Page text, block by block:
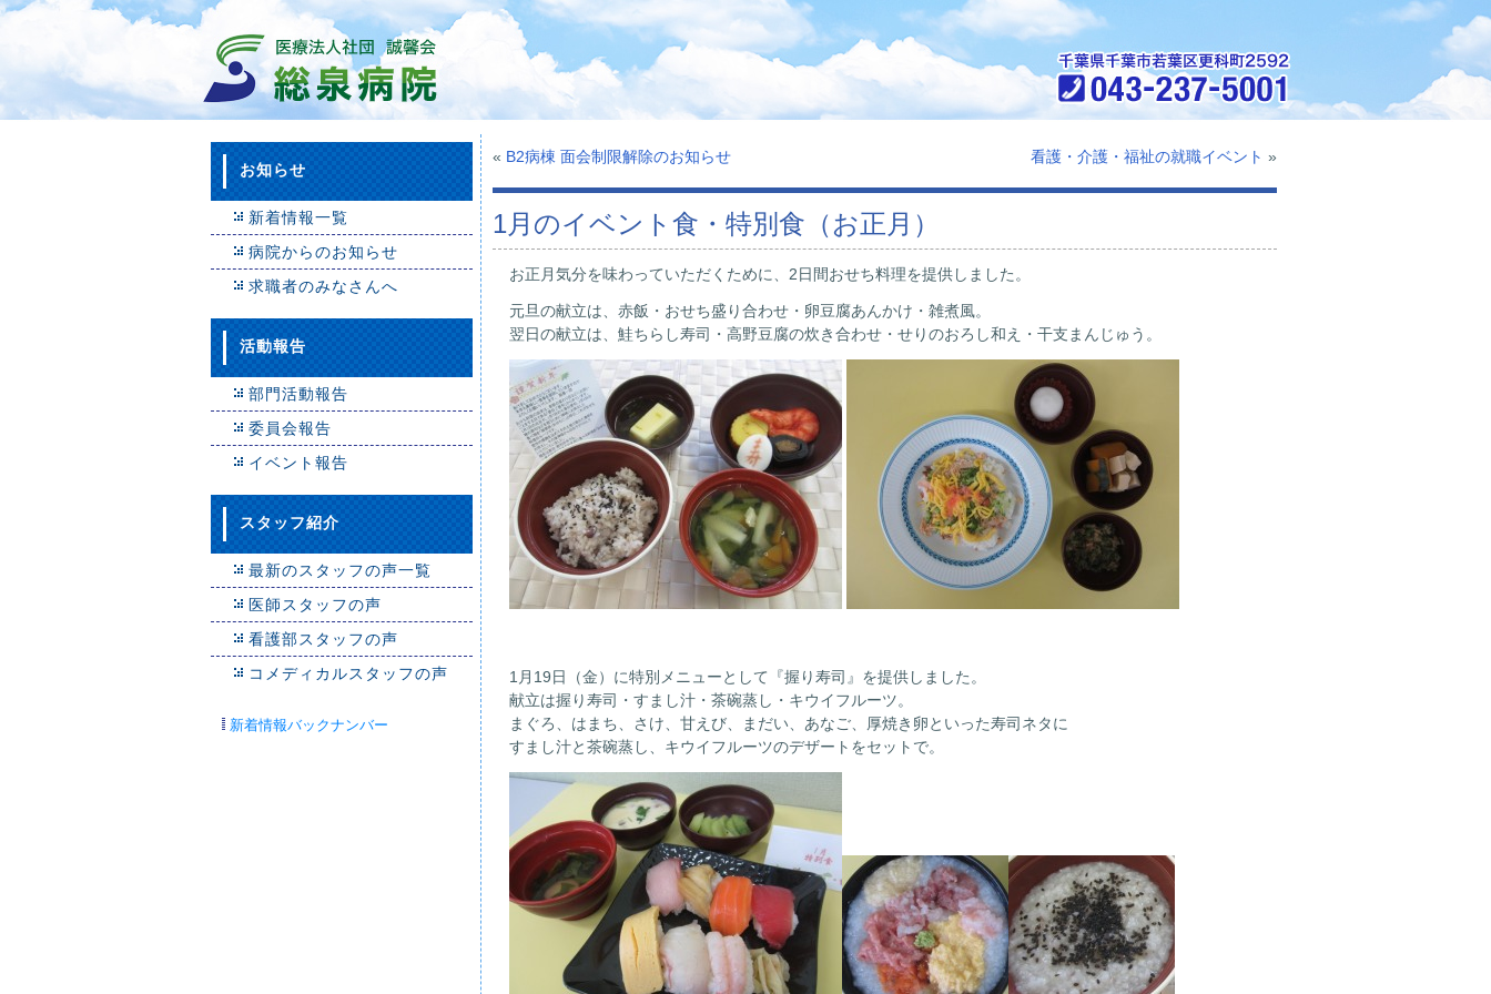
お知らせ
新着情報一覧
病院からのお知らせ
求職者のみなさんへ
活動報告
部門活動報告
委員会報告
イベント報告
スタッフ紹介
最新のスタッフの声一覧
医師スタッフの声
看護部スタッフの声
コメディカルスタッフの声
新着情報バックナンバー
« B2病棟 面会制限解除のお知らせ 看護・介護・福祉の就職イベント »
1月のイベント食・特別食（お正月）
お正月気分を味わっていただくために、2日間おせち料理を提供しました。
元旦の献立は、赤飯・おせち盛り合わせ・卵豆腐あんかけ・雑煮風。
翌日の献立は、鮭ちらし寿司・高野豆腐の炊き合わせ・せりのおろし和え・干支まんじゅう。
1月19日（金）に特別メニューとして『握り寿司』を提供しました。
献立は握り寿司・すまし汁・茶碗蒸し・キウイフルーツ。
まぐろ、はまち、さけ、甘えび、まだい、あなご、厚焼き卵といった寿司ネタに
すまし汁と茶碗蒸し、キウイフルーツのデザートをセットで。